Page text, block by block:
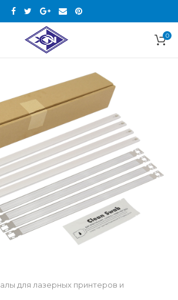
0
увеличить
для лазерных принтеров и